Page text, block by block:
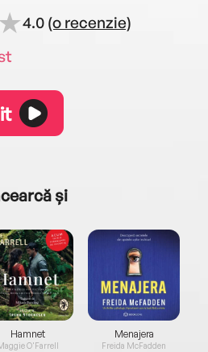
4.0 (o recenzie)
și
Hamnet
O'Farrell
Menajera
Freida McFadden